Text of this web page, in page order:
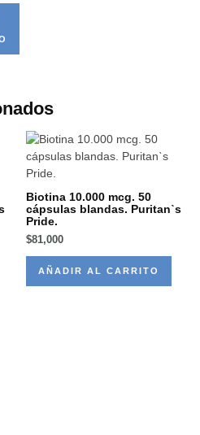
Biotina 10.000 mcg. 50
cápsulas blandas. Puritanˋs
Pride.
$81,000
AÑADIR AL CARRITO